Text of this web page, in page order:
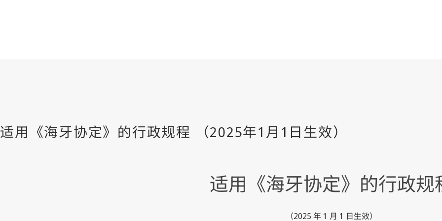
适用《海牙协定》的行政规
（2025 年 1 月 1 日生效）